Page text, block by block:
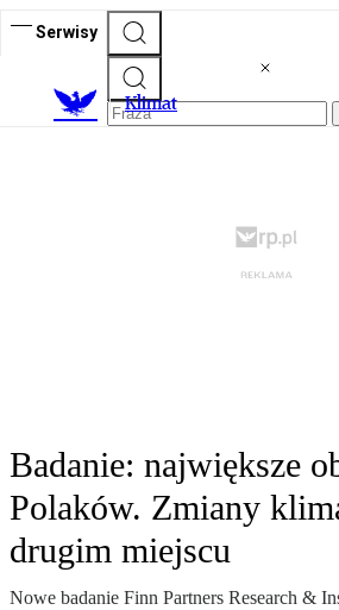
Serwisy
Klimat
Badanie: największe
Polaków. Zmiany
drugim miejscu
Nowe badanie Finn Partners Research &